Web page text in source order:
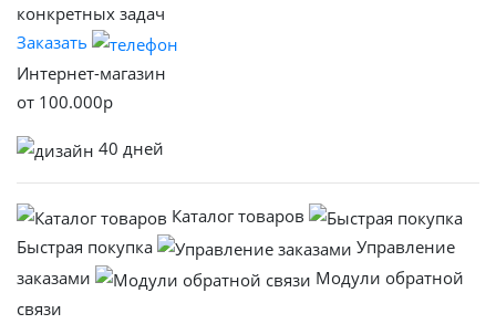
конкретных задач
Заказать
Интернет-магазин
от 100.000р
40 дней
Каталог товаров
Быстрая покупка
Управление
заказами
Модули обратной
связи